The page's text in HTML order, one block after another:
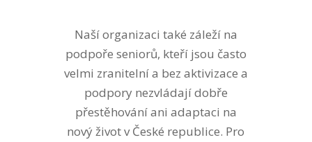
Naší organizaci také záleží na
podpoře seniorů, kteří jsou často
velmi zranitelní a bez aktivizace a
podpory nezvládají dobře
přestěhování ani adaptaci na
nový život v České republice. Pro